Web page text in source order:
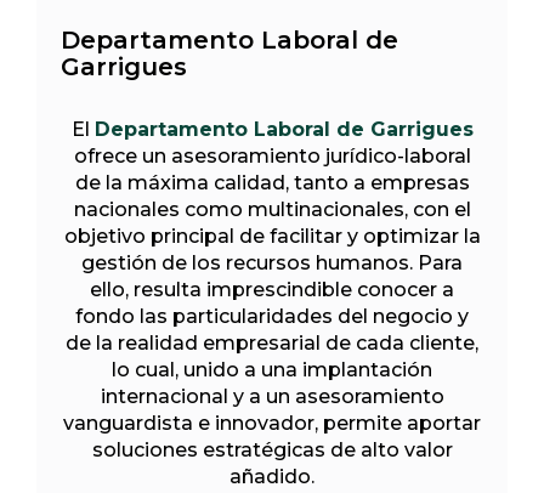
Departamento Laboral de
Garrigues
El
Departamento Laboral de Garrigues
ofrece un asesoramiento jurídico-laboral
de la máxima calidad, tanto a empresas
nacionales como multinacionales, con el
objetivo principal de facilitar y optimizar la
gestión de los recursos humanos. Para
ello, resulta imprescindible conocer a
fondo las particularidades del negocio y
de la realidad empresarial de cada cliente,
lo cual, unido a una implantación
internacional y a un asesoramiento
vanguardista e innovador, permite aportar
soluciones estratégicas de alto valor
añadido.